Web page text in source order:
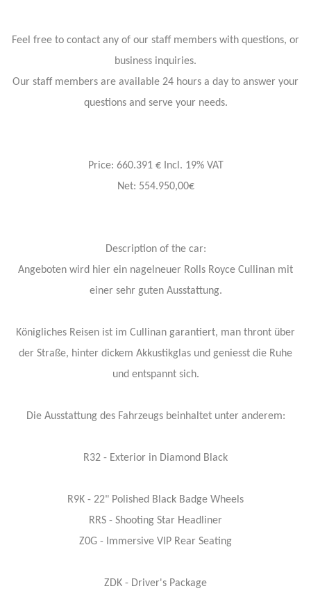
Feel free to contact any of our staff members with questions, or
business inquiries.
Our staff members are available 24 hours a day to answer your
questions and serve your needs.
Price: 660.391 € Incl. 19% VAT
Net: 554.950,00€
Description of the car:
Angeboten wird hier ein nagelneuer Rolls Royce Cullinan mit
einer sehr guten Ausstattung.
Königliches Reisen ist im Cullinan garantiert, man thront über
der Straße, hinter dickem Akkustikglas und geniesst die Ruhe
und entspannt sich.
Die Ausstattung des Fahrzeugs beinhaltet unter anderem:
R32 - Exterior in Diamond Black
R9K - 22" Polished Black Badge Wheels
RRS - Shooting Star Headliner
Z0G - Immersive VIP Rear Seating
ZDK - Driver's Package